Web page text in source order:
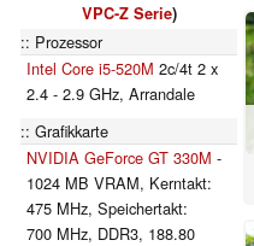
VPC-Z Serie)
Prozessor
Intel Core i5-520M 2c/4t 2 x
2.4 - 2.9 GHz, Arrandale
Grafikkarte
NVIDIA GeForce GT 330M -
1024 MB VRAM, Kerntakt:
475 MHz, Speichertakt:
700 MHz, DDR3, 188.80